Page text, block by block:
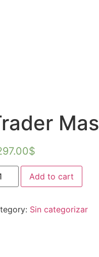
$
Add to cart
Sin categorizar